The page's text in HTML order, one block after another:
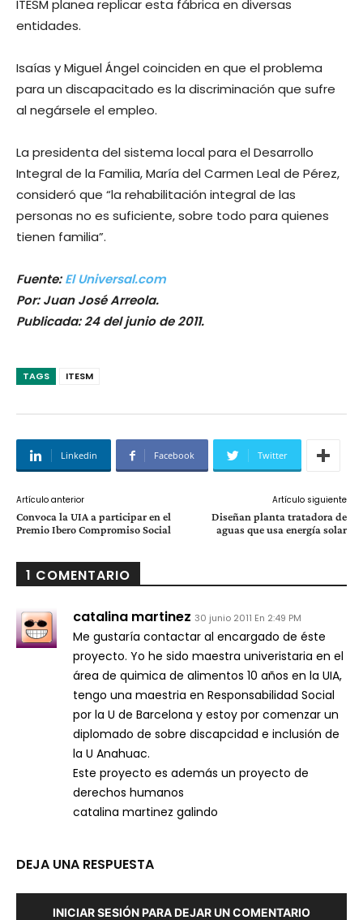
ITESM planea replicar esta fábrica en diversas
entidades.
Isaías y Miguel Ángel coinciden en que el problema
para un discapacitado es la discriminación que sufre
al negársele el empleo.
La presidenta del sistema local para el Desarrollo
Integral de la Familia, María del Carmen Leal de Pérez,
consideró que “la rehabilitación integral de las
personas no es suficiente, sobre todo para quienes
tienen familia”.
Fuente:El Universal.com
Por: Juan José Arreola.
Publicada: 24 del junio de 2011.
TAGS ITESM
Linkedin Facebook Twitter
Artículo anterior
Convoca la UIA a participar en el
Premio Ibero Compromiso Social
Artículo siguiente
Diseñan planta tratadora de
aguas que usa energía solar
1 COMENTARIO
catalina martinez 30 junio 2011 En 2:49 PM
Me gustaría contactar al encargado de éste
proyecto. Yo he sido maestra univeristaria en el
área de quimica de alimentos 10 años en la UIA,
tengo una maestria en Responsabilidad Social
por la U de Barcelona y estoy por comenzar un
diplomado de sobre discapcidad e inclusión de
la U Anahuac.
Este proyecto es además un proyecto de
derechos humanos
catalina martinez galindo
DEJA UNA RESPUESTA
INICIAR SESIÓN PARA DEJAR UN COMENTARIO